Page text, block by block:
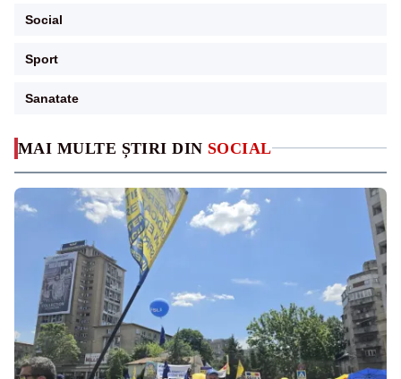
MAI MULTE ȘTIRI DIN SOCIAL
Social
Sport
Sanatate